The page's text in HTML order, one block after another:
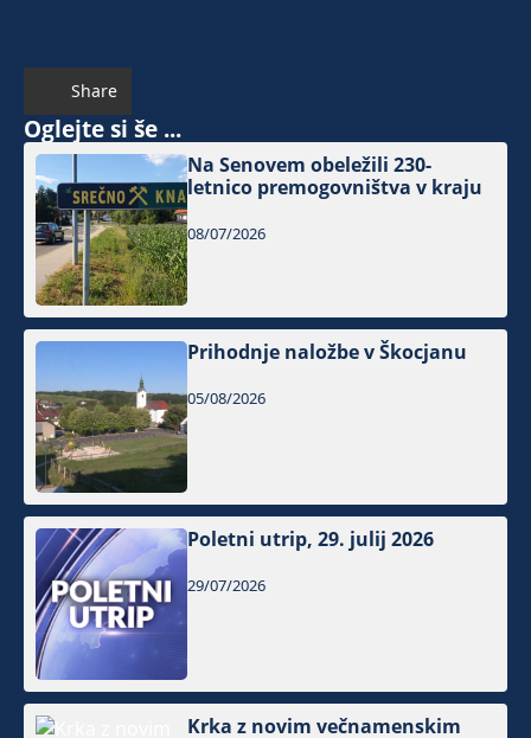
Share
Oglejte si še ...
Na Senovem obeležili 230-
letnico premogovništva v kraju
08/07/2026
Prihodnje naložbe v Škocjanu
05/08/2026
Poletni utrip, 29. julij 2026
29/07/2026
Krka z novim večnamenskim